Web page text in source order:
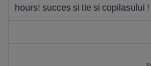
hours! succes si tie si copilasului !